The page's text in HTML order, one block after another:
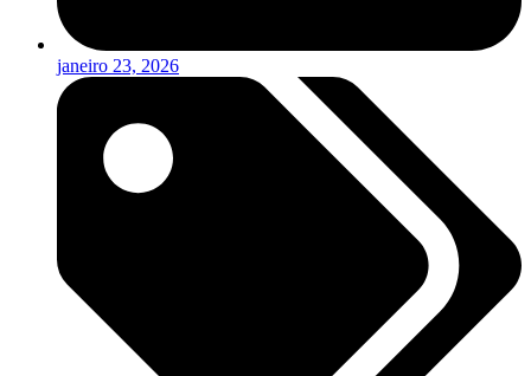
janeiro 23, 2026